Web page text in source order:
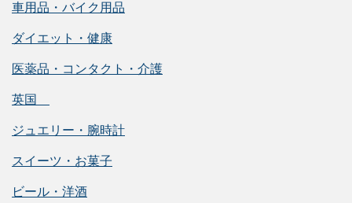
車用品・バイク用品
ダイエット・健康
医薬品・コンタクト・介護
英国
ジュエリー・腕時計
スイーツ・お菓子
ビール・洋酒